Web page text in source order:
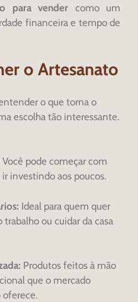
para vender como um
financeira e tempo de
o Artesanato
o que torna o
escolha tão interessante.
Você pode começar com
investindo aos poucos.
Ideal para quem quer
ou cuidar da casa
Produtos feitos à mão
que o mercado
oferece.